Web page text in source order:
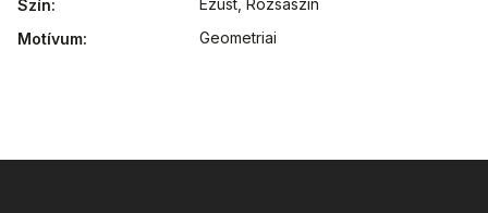
Szín: Ezüst Rózsaszín
Motívum: Geometriai